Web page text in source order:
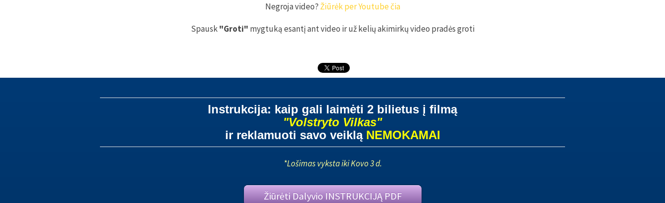
Negroja video?Žiūrėk per Youtube čia
Spausk"Groti" mygtuką esantį ant video ir už kelių akimirkų video pradės groti
Instrukcija: kaip gali laimėti 2 bilietus į filmą
"Volstryto Vilkas"
ir reklamuoti savo veiklą NEMOKAMAI
*Lošimas vyksta iki Kovo 3 d.
Žiūrėti Dalyvio INSTRUKCIJĄ PDF